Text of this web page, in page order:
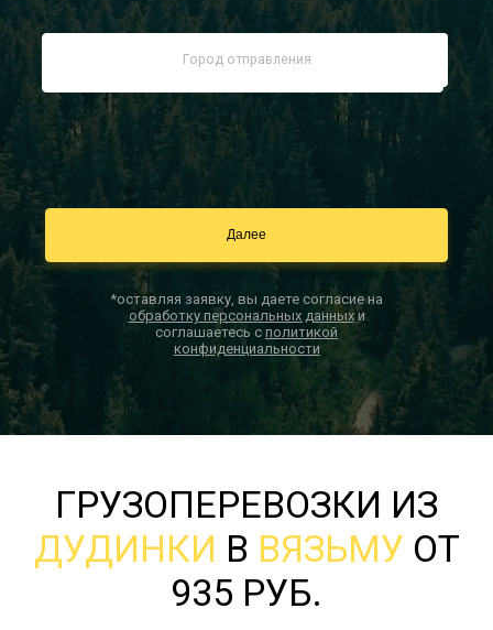
Заказать звонок
Контакты
*оставляя заявку, вы даете согласие на
обработку персональных данныхи
соглашаетесь с политикой
конфиденциальности
ГРУЗОПЕРЕВОЗКИ ИЗ
ДУДИНКИ В ВЯЗЬМУ ОТ
935 РУБ.